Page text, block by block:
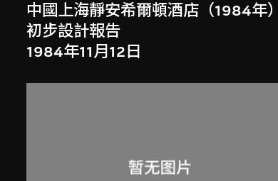
中國上海靜安希爾頓酒店（1984年）
初步設計報告
1984年11月12日